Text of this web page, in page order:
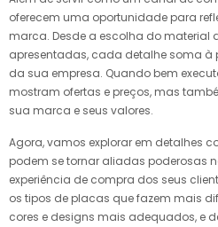
oferecem uma oportunidade para
marca. Desde a escolha do material
apresentadas, cada detalhe soma à
da sua empresa. Quando bem
mostram ofertas e preços, mas
sua marca e seus valores.
Agora, vamos explorar em detalhes
podem se tornar aliadas poderosas
experiência de compra dos seus
os tipos de placas que fazem mais
cores e designs mais adequados, e